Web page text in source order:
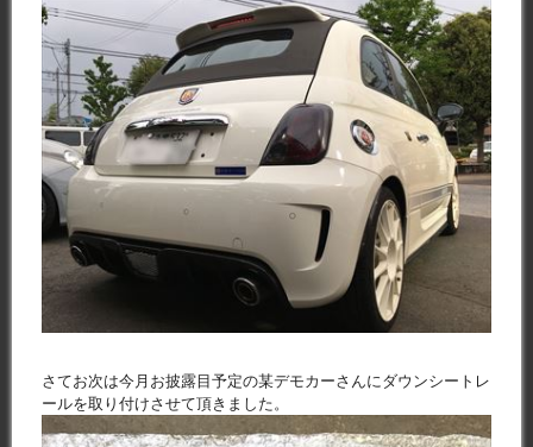
さてお次は今月お披露目予定の某デモカーさんにダウンシートレ
ールを取り付けさせて頂きました。